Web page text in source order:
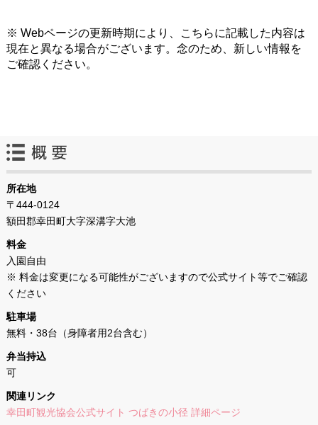
※ Webページの更新時期により、こちらに記載した内容は
現在と異なる場合がございます。念のため、新しい情報を
ご確認ください。
所在地
〒444-0124
額田郡幸田町大字深溝字大池
料金
入園自由
※ 料金は変更になる可能性がございますので公式サイト等でご確認
ください
駐車場
無料・38台（身障者用2台含む）
弁当持込
可
関連リンク
幸田町観光協会公式サイト つばきの小径 詳細ページ